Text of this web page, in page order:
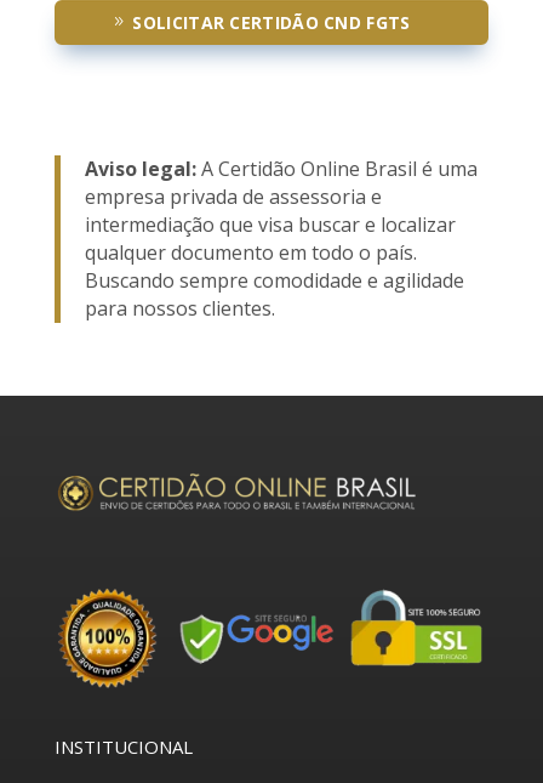
SOLICITAR CERTIDÃO CND FGTS
Aviso legal:A Certidão Online Brasil é uma
empresa privada de assessoria e
intermediação que visa buscar e localizar
qualquer documento em todo o país.
Buscando sempre comodidade e agilidade
para nossos clientes.
INSTITUCIONAL